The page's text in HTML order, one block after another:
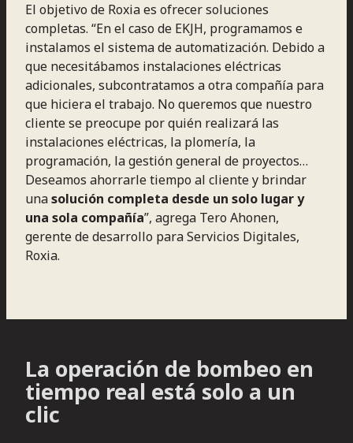
El objetivo de Roxia es ofrecer soluciones
completas. “En el caso de EKJH, programamos e
instalamos el sistema de automatización. Debido a
que necesitábamos instalaciones eléctricas
adicionales, subcontratamos a otra compañía para
que hiciera el trabajo. No queremos que nuestro
cliente se preocupe por quién realizará las
instalaciones eléctricas, la plomería, la
programación, la gestión general de proyectos…
Deseamos ahorrarle tiempo al cliente y brindar
unasolución completa desde un solo lugar y
una sola compañía”, agrega Tero Ahonen,
gerente de desarrollo para Servicios Digitales,
Roxia.
La operación de bombeo en
tiempo real está solo a un
clic